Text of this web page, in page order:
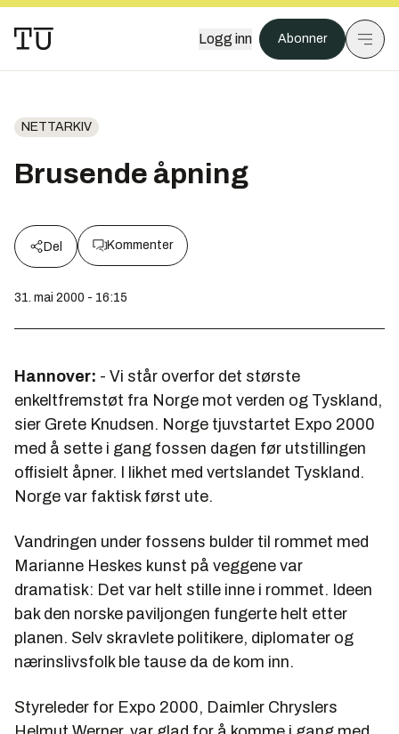
Logg inn Abonner
NETTARKIV
Brusende åpning
Del Kommenter
31. mai 2000 - 16:15
Hannover: - Vi står overfor det største
enkeltfremstøt fra Norge mot verden og Tyskland,
sier Grete Knudsen. Norge tjuvstartet Expo 2000
med å sette i gang fossen dagen før utstillingen
offisielt åpner. I likhet med vertslandet Tyskland.
Norge var faktisk først ute.
Vandringen under fossens bulder til rommet med
Marianne Heskes kunst på veggene var
dramatisk: Det var helt stille inne i rommet. Ideen
bak den norske paviljongen fungerte helt etter
planen. Selv skravlete politikere, diplomater og
nærinslivsfolk ble tause da de kom inn.
Styreleder for Expo 2000, Daimler Chryslers